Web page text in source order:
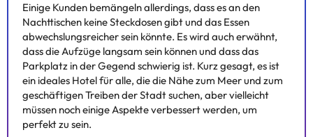
Einige Kunden bemängeln allerdings, dass es an den
Nachttischen keine Steckdosen gibt und das Essen
abwechslungsreicher sein könnte. Es wird auch erwähnt,
dass die Aufzüge langsam sein können und dass das
Parkplatz in der Gegend schwierig ist. Kurz gesagt, es ist
ein ideales Hotel für alle, die die Nähe zum Meer und zum
geschäftigen Treiben der Stadt suchen, aber vielleicht
müssen noch einige Aspekte verbessert werden, um
perfekt zu sein.